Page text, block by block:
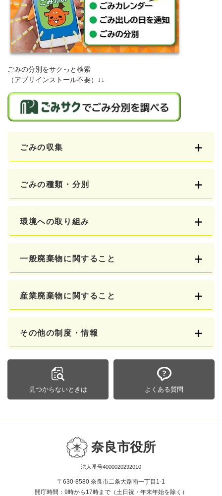
ごみの分別をサクっと検索
（アプリインストール不要）↓↓
ごみの収集
ごみの種類・分別
環境への取り組み
一般廃棄物に関すること
産業廃棄物に関すること
その他の制度・情報
見つからないときは よくある質問
奈良市役所
法人番号4000020292010
〒630-8580 奈良市二条大路南一丁目1-1
開庁時間：9時から17時まで（土日祝・年末年始を除く）